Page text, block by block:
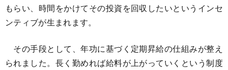
もらい、時間をかけてその投資を回収したいというインセ
ンティブが生まれます。
その手段として、年功に基づく定期昇給の仕組みが整え
られました。長く勤めれば給料が上がっていくという制度